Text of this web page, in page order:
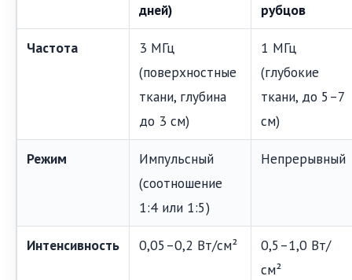
дней)
рубцов
Частота
3 МГц
(поверхностные
ткани, глубина
до 3 см)
1 МГц
(глубокие
ткани, до 5–7
см)
Режим
Импульсный
(соотношение
1:4 или 1:5)
Непрерывный
Интенсивность 0,05–0,2 Вт/см²
0,5–1,0 Вт/
см²